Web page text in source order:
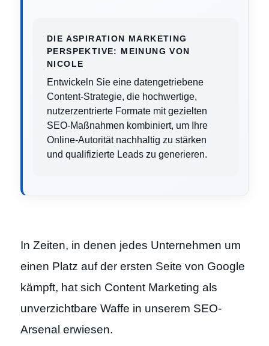
DIE ASPIRATION MARKETING
PERSPEKTIVE: MEINUNG VON
NICOLE
Entwickeln Sie eine datengetriebene
Content-Strategie, die hochwertige,
nutzerzentrierte Formate mit gezielten
SEO-Maßnahmen kombiniert, um Ihre
Online-Autorität nachhaltig zu stärken
und qualifizierte Leads zu generieren.
In Zeiten, in denen jedes Unternehmen um
einen Platz auf der ersten Seite von Google
kämpft, hat sich Content Marketing als
unverzichtbare Waffe in unserem SEO-
Arsenal erwiesen.